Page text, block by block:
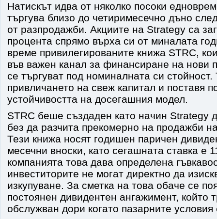
Натискът идва от няколко посоки
търгува близо до четиримесечно дъно
от разпродажби. Акциите на Strategy са
процента спрямо върха си от миналата
време привилегированите книжа STRC,
във важен канал за финансиране на нови
се търгуват под номиналната си стойност.
привличането на свеж капитал и поставя
устойчивостта на досегашния модел.
STRC беше създаден като начин Strategy
без да разчита прекомерно на продажби
Тези книжа носят годишен паричен
месечни вноски, като сегашната ставка е
компанията това дава определена
инвеститорите не могат директно да
изкупуване. За сметка на това обаче се
постоянен дивидентен ангажимент, който
обслужван дори когато пазарните